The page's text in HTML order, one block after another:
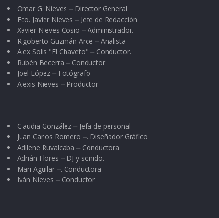
Omar G. Nieves ⏤ Director General
Fco. Javier Nieves ⏤ Jefe de Redacción
Xavier Nieves Cosio ⏤ Administrador.
Rigoberto Guzmán Arce ⏤ Analista
Alex Solis "El Chaveto" ⏤ Conductor.
Rubén Becerra ⏤ Conductor
Joel López ⏤ Fotógrafo
Alexis Nieves ⏤ Productor
Claudia González ⏤ Jefa de personal
Juan Carlos Romero ⏤. Diseñador Gráfico
Adilene Ruvalcaba ⏤ Conductora
Adrián Flores ⏤ DJ y sonido.
Mari Aguilar ⏤. Conductora
Iván Nieves ⏤ Conductor